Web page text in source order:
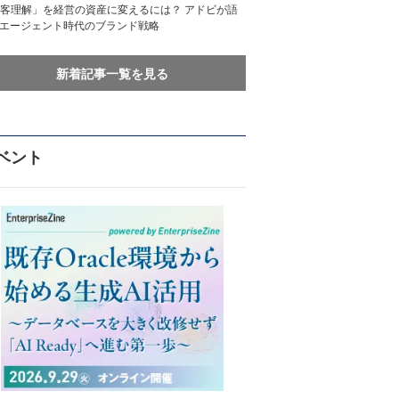
客理解」を経営の資産に変えるには？ アドビが語
ージェント時代のブランド戦略
新着記事一覧を見る
ント